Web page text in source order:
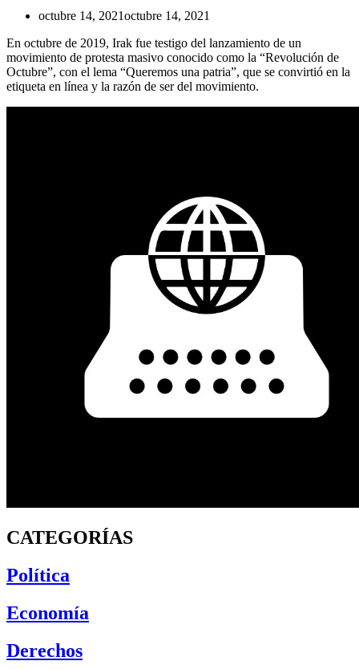
octubre 14, 2021octubre 14, 2021
En octubre de 2019, Irak fue testigo del lanzamiento de un
movimiento de protesta masivo conocido como la “Revolución de
Octubre”, con el lema “Queremos una patria”, que se convirtió en la
etiqueta en línea y la razón de ser del movimiento.
CATEGORÍAS
Política
Economía
Derechos